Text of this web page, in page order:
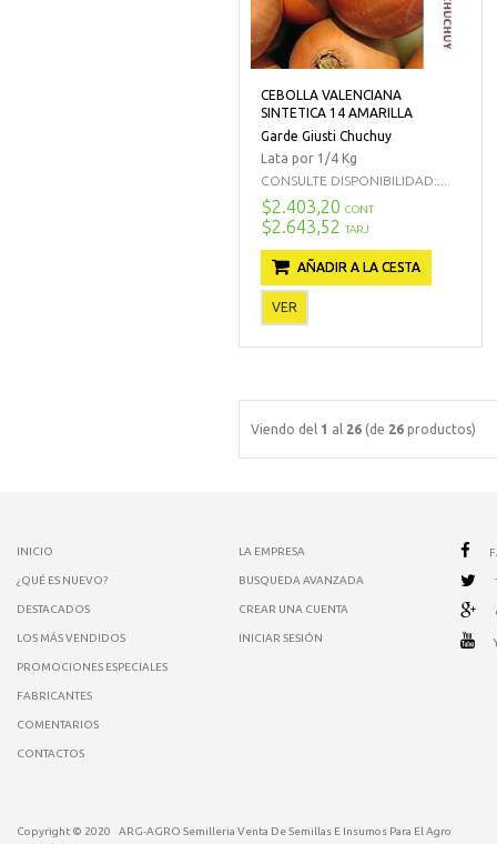
CEBOLLA VALENCIANA
SINTETICA 14 AMARILLA
Garde Giusti Chuchuy
Lata por 1/4 Kg
CONSULTE DISPONIBILIDAD:....
$2.403,20 CONT
$2.643,52 TARJ
AÑADIR A LA CESTA
VER
Viendo del 1 al 26 (de 26 productos)
INICIO
¿QUÉ ES NUEVO?
DESTACADOS
LOS MÁS VENDIDOS
PROMOCIONES ESPECIALES
FABRICANTES
COMENTARIOS
CONTACTOS
LA EMPRESA
BUSQUEDA AVANZADA
CREAR UNA CUENTA
INICIAR SESIÓN
Copyright © 2020
ARG-AGRO Semilleria Venta De Semillas E Insumos Para El Agro